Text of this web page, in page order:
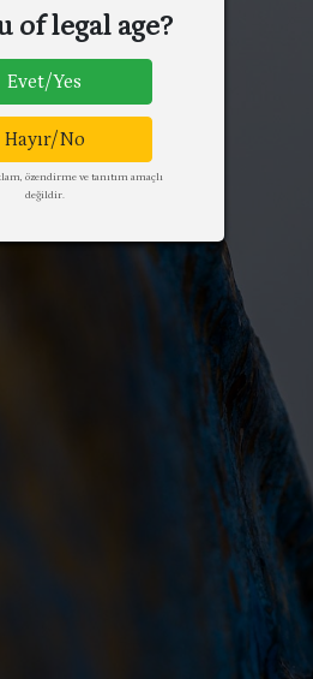
of legal age?
Evet/Yes
Hayır/No
özendirme ve tanıtım amaçlı
değildir.